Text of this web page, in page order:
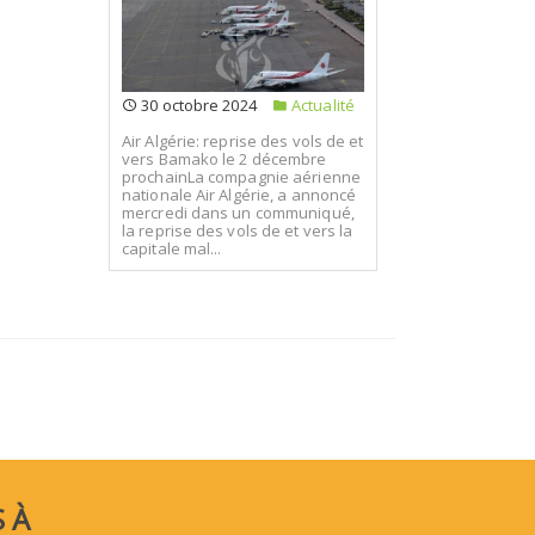
30 octobre 2024
Actualité
Air Algérie: reprise des vols de et
vers Bamako le 2 décembre
prochainLa compagnie aérienne
nationale Air Algérie, a annoncé
mercredi dans un communiqué,
la reprise des vols de et vers la
capitale mal...
À